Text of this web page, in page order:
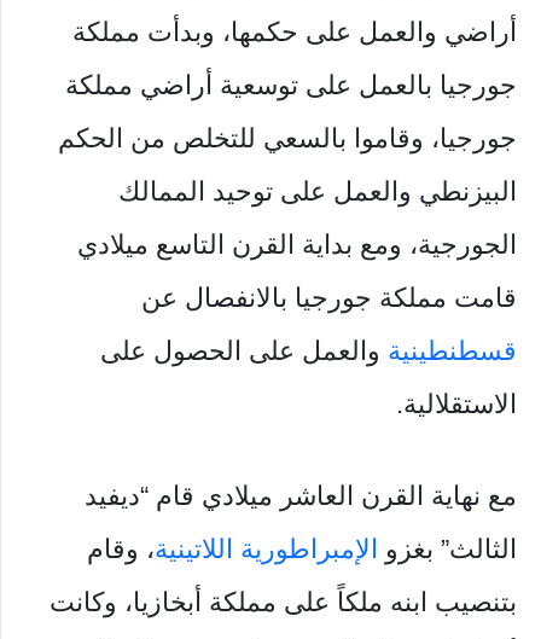
أراضي والعمل على حكمها، وبدأت مملكة
جورجيا بالعمل على توسعية أراضي مملكة
جورجيا، وقاموا بالسعي للتخلص من الحكم
البيزنطي والعمل على توحيد الممالك
الجورجية، ومع بداية القرن التاسع ميلادي
قامت مملكة جورجيا بالانفصال عن
قسطنطينية والعمل على الحصول على
الاستقلالية.
مع نهاية القرن العاشر ميلادي قام “ديفيد
الثالث” بغزو الإمبراطورية اللاتينية، وقام
بتنصيب ابنه ملكاً على مملكة أبخازيا، وكانت